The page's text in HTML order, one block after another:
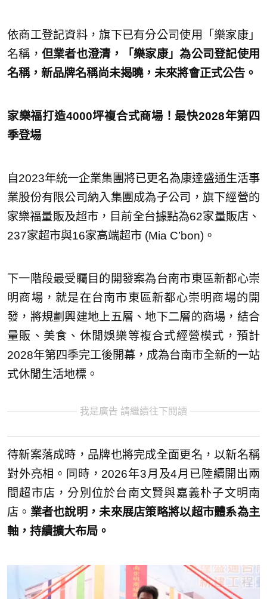
依商工登記資料，旗下已有分公司使用「樂家康」
名稱， 但業者也澄清，「樂家康」為公司登記使用
名稱，新品牌名稱尚未揭曉，未來將會正式公告。
家樂福打造4000坪複合式商場！最快2028年第四
季登場
自2023年統一企業集團將已更名為康達盛通生活事
業股份有限公司納入集團成為子公司，旗下經營的
家樂福量販及超市，目前全台據點為62家量販店、
237家超市與16家高端超市 (Mia C’bon)。
下一階段最受矚目的開發案為台南市東區新都心崇
明商場，就是在台南市東區新都心崇明商場的開
發，將規劃興建地上五層、地下二層的商場，結合
量販、美食、休閒娛樂等複合式經營模式，預計
2028年第四季完工後開幕，成為台南市全新的一站
式休閒生活地標。
我是廣告 請繼續往下閱讀
待新案落成時，品牌也將完成全面更名，以新名稱
對外亮相。同時，2026年3月及4月已陸續開出兩
間超市店，分別位於台南文賢與嘉義朴子文明南
店。 業者也說明，未來展店策略將以超市體系為主
軸，持續擴大布局。